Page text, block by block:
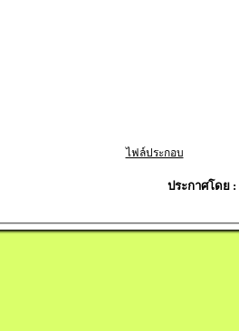
ไฟล์ประกอบ
ประกาศโดย :